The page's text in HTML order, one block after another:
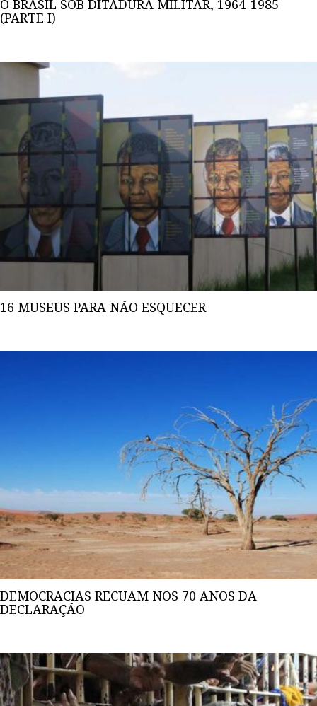
O BRASIL SOB DITADURA MILITAR, 1964-1985
(PARTE I)
16 MUSEUS PARA NÃO ESQUECER
DEMOCRACIAS RECUAM NOS 70 ANOS DA
DECLARAÇÃO